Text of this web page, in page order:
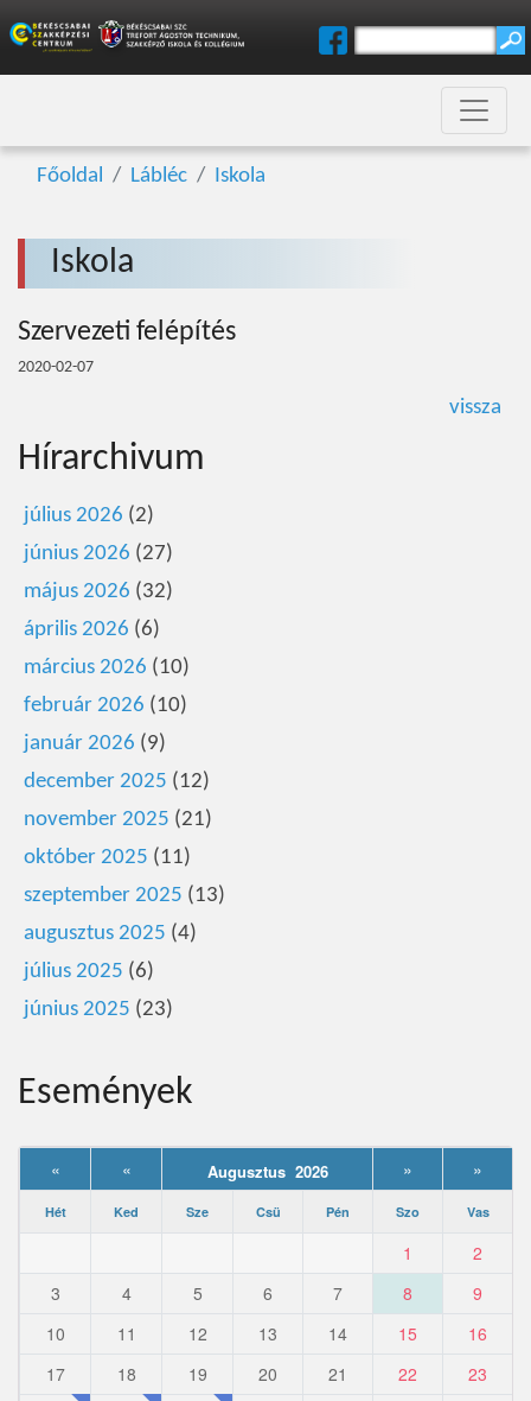
Főoldal Lábléc Iskola
Iskola
Szervezeti felépítés
2020-02-07
vissza
Hírarchivum
július 2026 (2)
június 2026 (27)
május 2026 (32)
április 2026 (6)
március 2026 (10)
február 2026 (10)
január 2026 (9)
december 2025 (12)
november 2025 (21)
október 2025 (11)
szeptember 2025 (13)
augusztus 2025 (4)
július 2025 (6)
június 2025 (23)
Események
« « Augusztus 2026 » »
Hét Ked Sze Csü Pén Szo Vas
1
2
3
4 5 6 7 8
9
10
11 12 13 14 15
16
17
18 19 20 21 22
23